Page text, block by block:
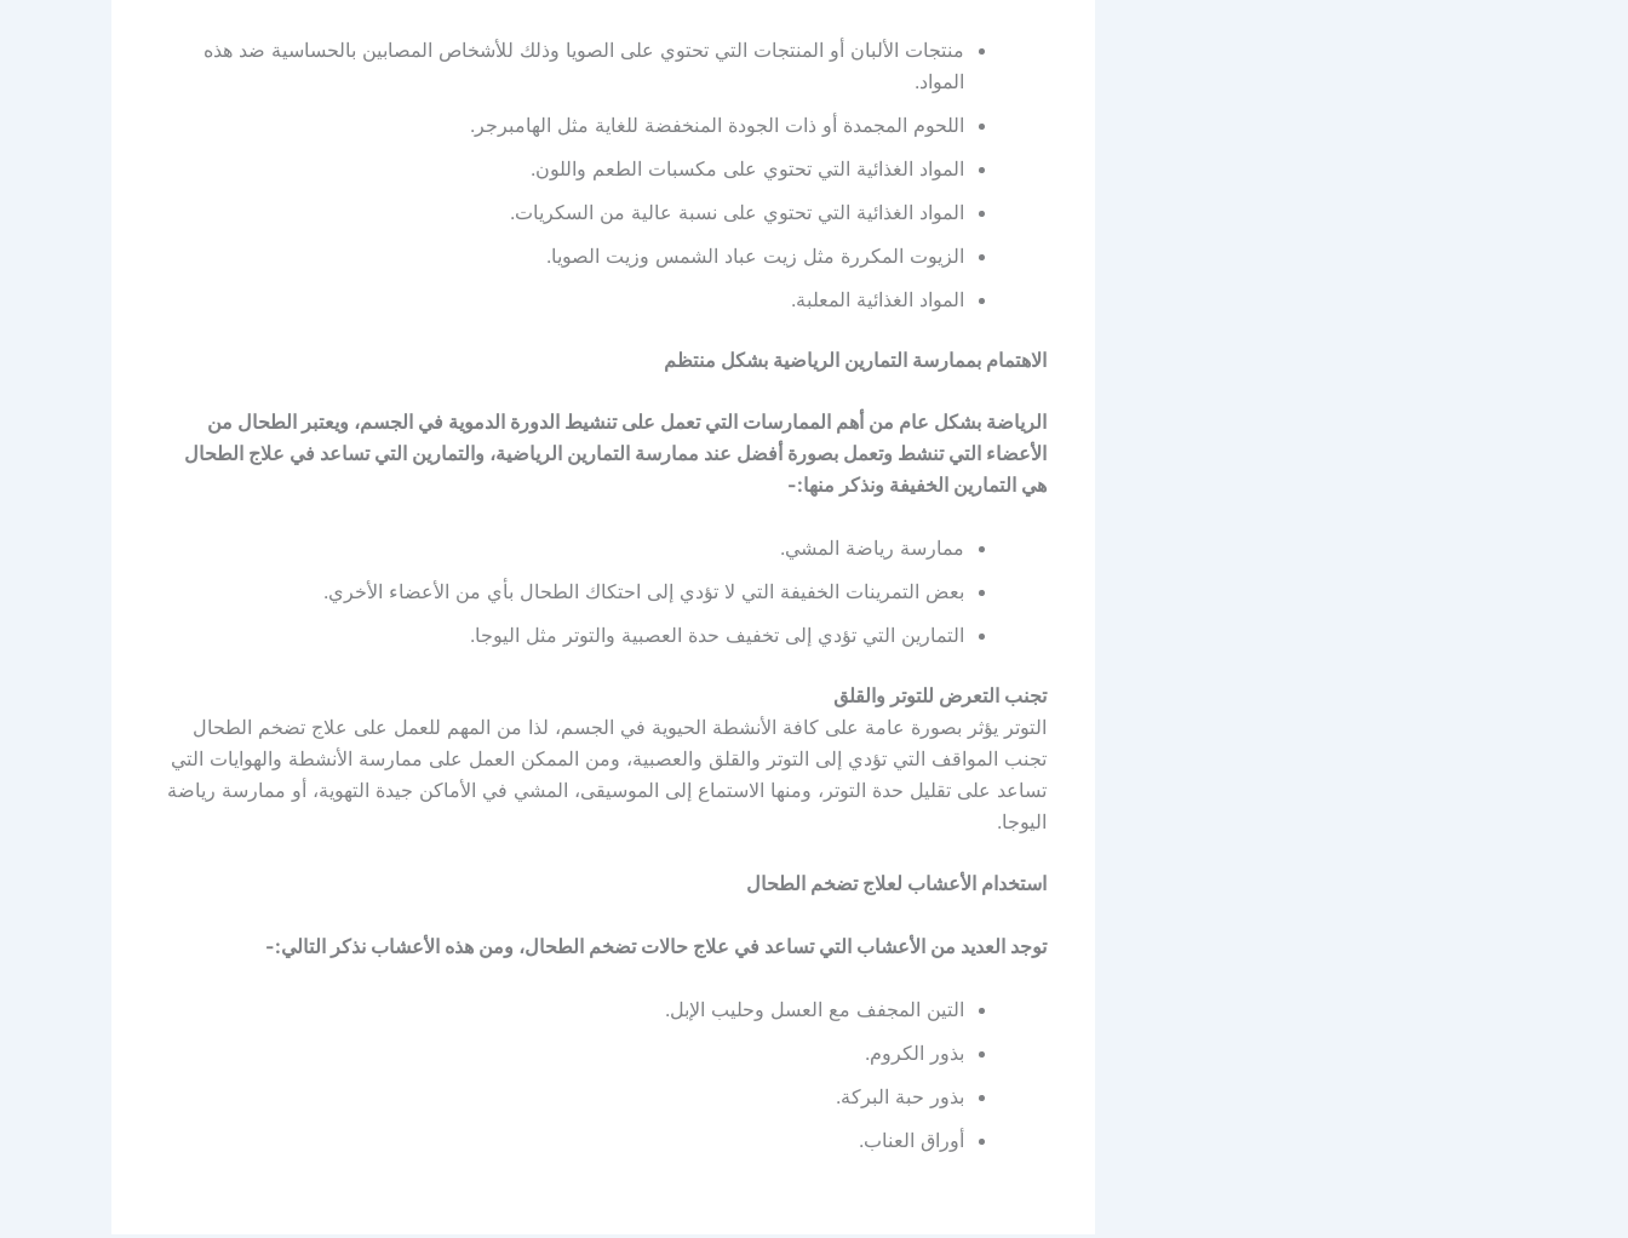
منتجات الألبان أو المنتجات التي تحتوي على الصويا وذلك للأشخاص المصابين بالحساسية ضد هذه
المواد.
اللحوم المجمدة أو ذات الجودة المنخفضة للغاية مثل الهامبرجر.
المواد الغذائية التي تحتوي على مكسبات الطعم واللون.
المواد الغذائية التي تحتوي على نسبة عالية من السكريات.
الزيوت المكررة مثل زيت عباد الشمس وزيت الصويا.
المواد الغذائية المعلبة.
الاهتمام بممارسة التمارين الرياضية بشكل منتظم
الرياضة بشكل عام من أهم الممارسات التي تعمل على تنشيط الدورة الدموية في الجسم، ويعتبر الطحال من
الأعضاء التي تنشط وتعمل بصورة أفضل عند ممارسة التمارين الرياضية، والتمارين التي تساعد في علاج الطحال
هي التمارين الخفيفة ونذكر منها:-
ممارسة رياضة المشي.
بعض التمرينات الخفيفة التي لا تؤدي إلى احتكاك الطحال بأي من الأعضاء الأخري.
التمارين التي تؤدي إلى تخفيف حدة العصبية والتوتر مثل اليوجا.
تجنب التعرض للتوتر والقلق
التوتر يؤثر بصورة عامة على كافة الأنشطة الحيوية في الجسم، لذا من المهم للعمل على علاج تضخم الطحال
تجنب المواقف التي تؤدي إلى التوتر والقلق والعصبية، ومن الممكن العمل على ممارسة الأنشطة والهوايات التي
تساعد على تقليل حدة التوتر، ومنها الاستماع إلى الموسيقى، المشي في الأماكن جيدة التهوية، أو ممارسة رياضة
اليوجا.
استخدام الأعشاب لعلاج تضخم الطحال
توجد العديد من الأعشاب التي تساعد في علاج حالات تضخم الطحال، ومن هذه الأعشاب نذكر التالي:-
التين المجفف مع العسل وحليب الإبل.
بذور الكروم.
بذور حبة البركة.
أوراق العناب.